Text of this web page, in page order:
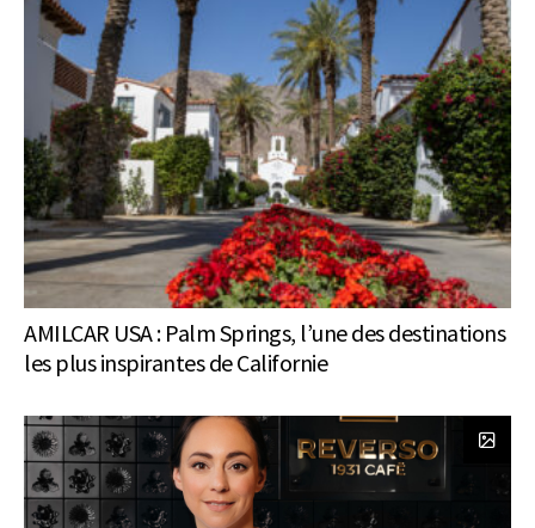
AMILCAR USA : Palm Springs, l’une des destinations
les plus inspirantes de Californie